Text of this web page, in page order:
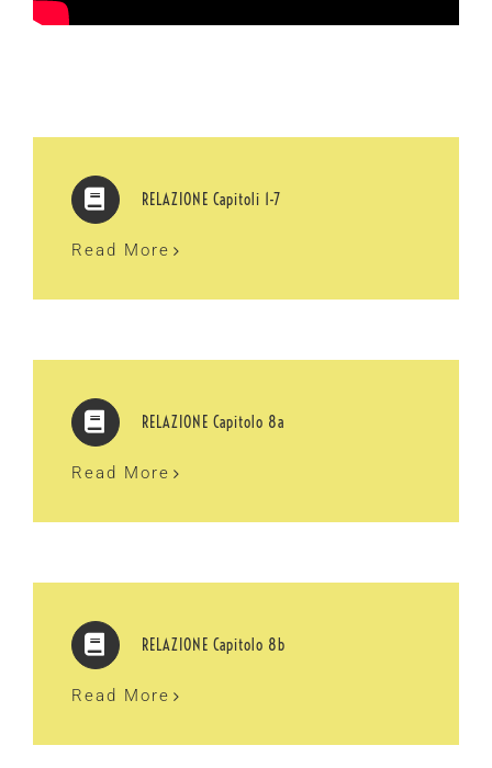
RELAZIONE Capitoli 1-7
Read More
RELAZIONE Capitolo 8a
Read More
RELAZIONE Capitolo 8b
Read More